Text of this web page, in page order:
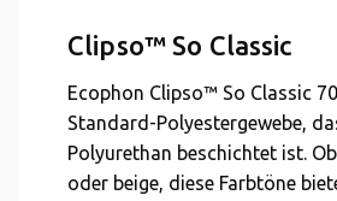
Clipso™ So Classic
Ecophon Clipso™ So Classic
Standard-Polyestergewebe,
Polyurethan beschichtet ist.
oder beige, diese Farbtöne